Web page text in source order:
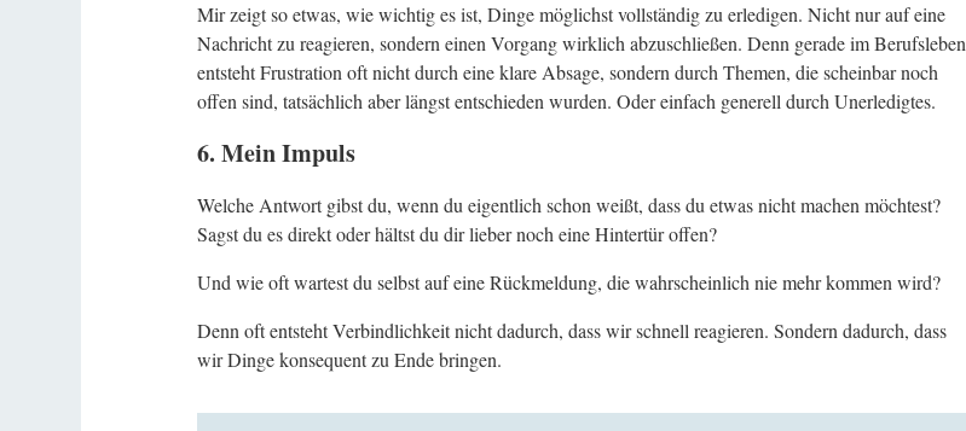
Mir zeigt so etwas, wie wichtig es ist, Dinge möglichst vollständig zu erledigen. Nicht nur auf eine
Nachricht zu reagieren, sondern einen Vorgang wirklich abzuschließen. Denn gerade im Berufsleben
entsteht Frustration oft nicht durch eine klare Absage, sondern durch Themen, die scheinbar noch
offen sind, tatsächlich aber längst entschieden wurden. Oder einfach generell durch Unerledigtes.
6. Mein Impuls
Welche Antwort gibst du, wenn du eigentlich schon weißt, dass du etwas nicht machen möchtest?
Sagst du es direkt oder hältst du dir lieber noch eine Hintertür offen?
Und wie oft wartest du selbst auf eine Rückmeldung, die wahrscheinlich nie mehr kommen wird?
Denn oft entsteht Verbindlichkeit nicht dadurch, dass wir schnell reagieren. Sondern dadurch, dass
wir Dinge konsequent zu Ende bringen.